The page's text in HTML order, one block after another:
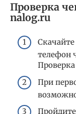
Проверка
nalog.ru
телефон
Проверка
При